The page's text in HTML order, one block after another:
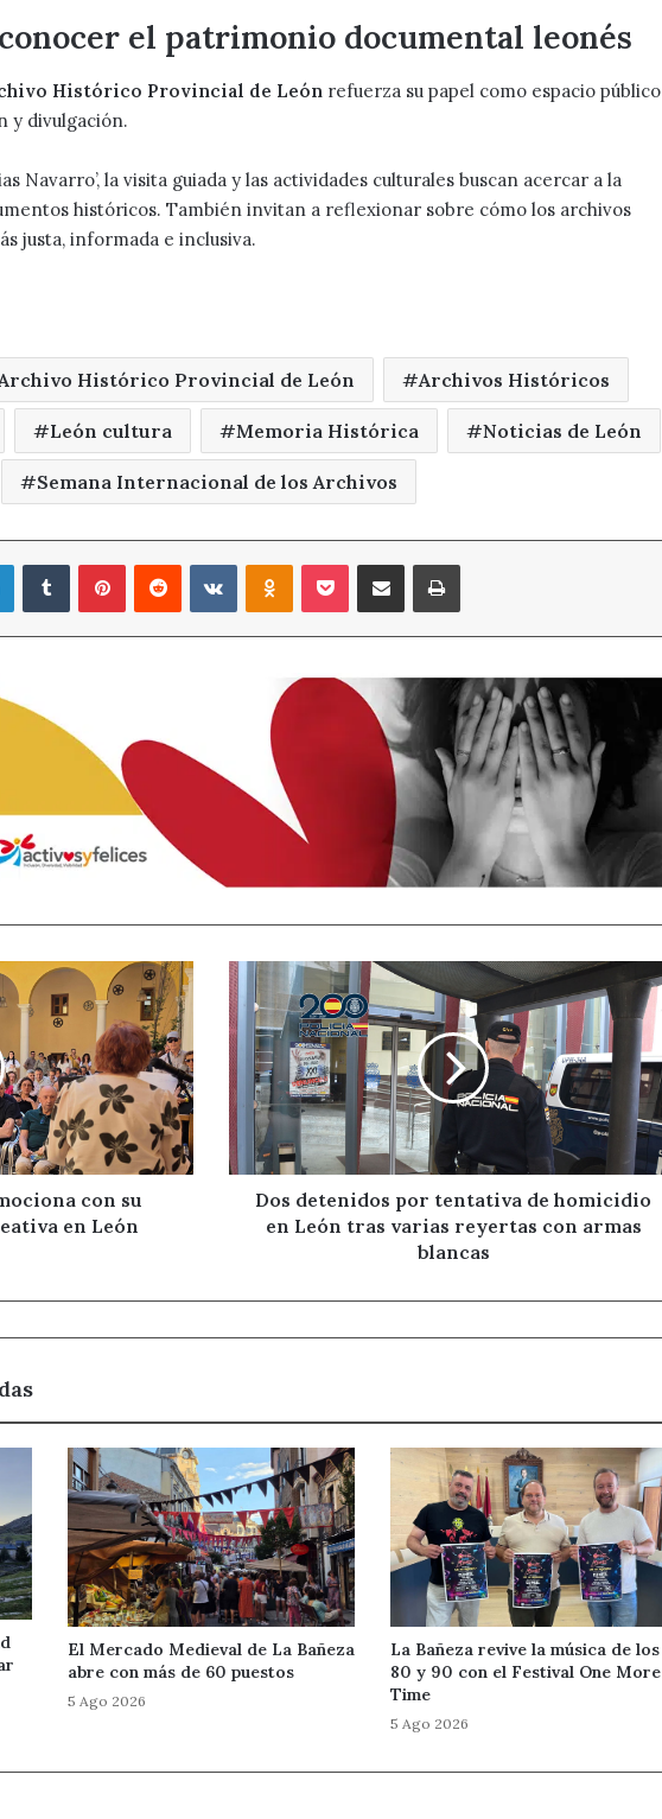
el patrimonio documental leonés
Histórico Provincial de León refuerza su papel como espacio público
y divulgación.
Navarro’, la visita guiada y las actividades culturales buscan acercar a la
históricos. También invitan a reflexionar sobre cómo los archivos
justa, informada e inclusiva.
Histórico Provincial de León Archivos Históricos
León cultura Memoria Histórica Noticias de León
Semana Internacional de los Archivos
LinkedInTumblrPinterestReddit VKontakteOdnoklassniki
PocketCompartir por correo electrónicoImprimir
con su
en León
Dos
detenidos
por
tentativa
de
homicidio
en
León
tras
varias
reyertas
blancas
Dos detenidos por tentativa de homicidio
en León tras varias reyertas con armas
blancas
El Mercado Medieval de La Bañeza
abre con más de 60 puestos
5 Ago 2026
La Bañeza revive la música de los
80 y 90 con el Festival One More
Time
5 Ago 2026